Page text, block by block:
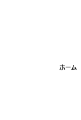
ホーム